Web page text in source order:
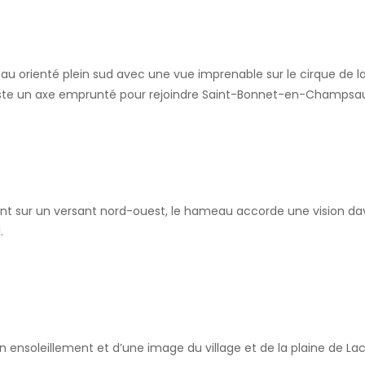
orienté plein sud avec une vue imprenable sur le cirque de
un axe emprunté pour rejoindre Saint-Bonnet-en-
sur un versant nord-ouest, le hameau accorde une vision
ensoleillement et d’une image du village et de la plaine de